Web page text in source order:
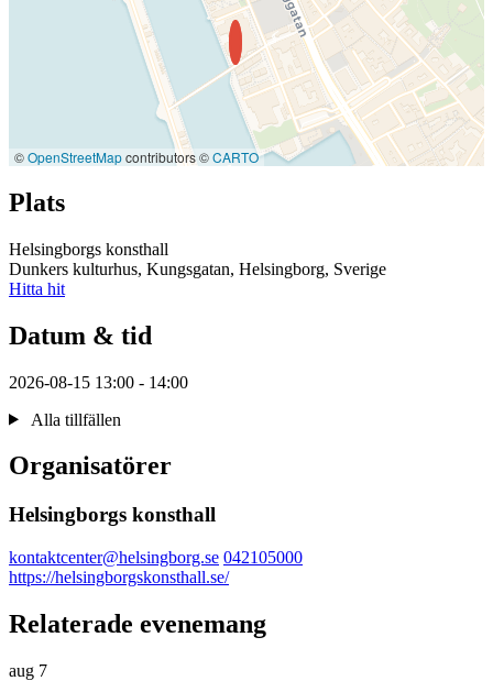
©OpenStreetMapcontributors ©CARTO
Plats
Helsingborgs konsthall
Dunkers kulturhus, Kungsgatan, Helsingborg, Sverige
Hitta hit
Datum & tid
2026-08-15 13:00 - 14:00
Alla tillfällen
Organisatörer
Helsingborgs konsthall
kontaktcenter@helsingborg.se 042105000
https://helsingborgskonsthall.se/
Relaterade evenemang
aug 7